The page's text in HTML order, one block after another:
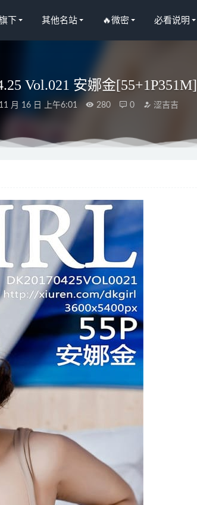
下 其他名站 🔥微密 必看说明
Vol.021 安娜金[55+1P351M]
月 16 日 上午6:01 280 0 涩吉吉
花 [36P-661MB] 2025-12-04
2025-04-18
2025-09-25